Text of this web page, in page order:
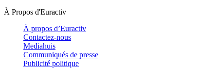
À Propos d'Euractiv
À propos d’Euractiv
Contactez-nous
Mediahuis
Communiqués de presse
Publicité politique